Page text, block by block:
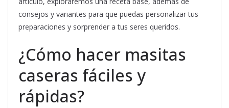
consejos y variantes para que puedas personalizar tus
preparaciones y sorprender a tus seres queridos.
¿Cómo hacer masitas
caseras fáciles y
rápidas?